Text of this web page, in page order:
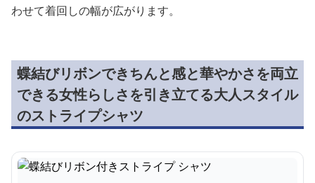
わせて着回しの幅が広がります。
蝶結びリボンできちんと感と華やかさを両立
できる女性らしさを引き立てる大人スタイル
のストライプシャツ